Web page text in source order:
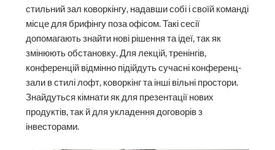
стильний зал коворкінгу, надавши собі і своїй команді
місце для брифінгу поза офісом. Такі сесії
допомагають знайти нові рішення та ідеї, так як
змінюють обстановку. Для лекцій, тренінгів,
конференцій відмінно підійдуть сучасні конференц-
зали в стилі лофт, коворкінг та інші вільні простори.
Знайдуться кімнати як для презентації нових
продуктів, так й для укладення договорів з
інвесторами.